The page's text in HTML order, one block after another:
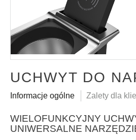
UCHWYT DO
Informacje ogólne Zalety dla
WIELOFUNKCYJNY
UNIWERSALNE